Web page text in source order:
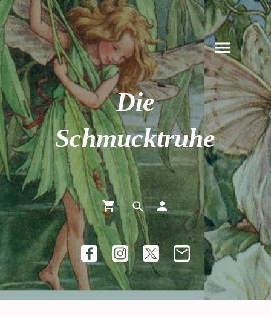
Die
Schmucktruhe